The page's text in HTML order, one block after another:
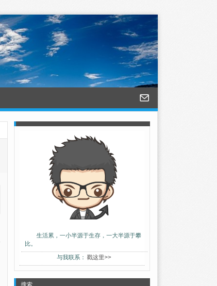
生活累，一小半源于生存，一大半源于攀
比。
与我联系： 戳这里>>
搜索